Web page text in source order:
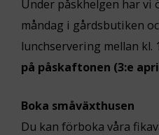
Under påskhelgen har vi
måndag i gårdsbutiken
lunchservering mellan kl.
på påskaftonen (3:e
Boka småväxthusen
Du kan förboka våra